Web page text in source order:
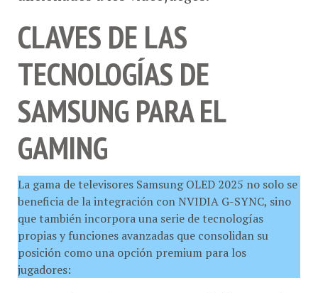
CLAVES DE LAS
TECNOLOGÍAS DE
SAMSUNG PARA EL
GAMING
beneficia de la integración con NVIDIA G-SYNC, sino
que también incorpora una serie de tecnologías
propias y funciones avanzadas que consolidan su
posición como una opción premium para los
jugadores: